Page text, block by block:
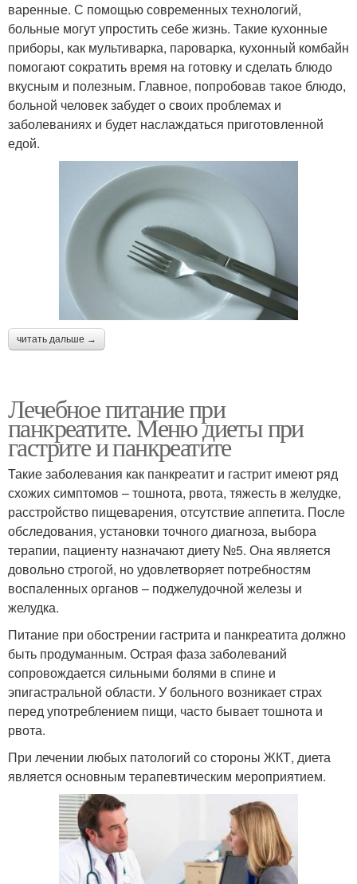
варенные. С помощью современных технологий,
больные могут упростить себе жизнь. Такие кухонные
приборы, как мультиварка, пароварка, кухонный комбайн
помогают сократить время на готовку и сделать блюдо
вкусным и полезным. Главное, попробовав такое блюдо,
больной человек забудет о своих проблемах и
заболеваниях и будет наслаждаться приготовленной
едой.
читать дальше →
Лечебное питание при
панкреатите. Меню диеты при
гастрите и панкреатите
Такие заболевания как панкреатит и гастрит имеют ряд
схожих симптомов – тошнота, рвота, тяжесть в желудке,
расстройство пищеварения, отсутствие аппетита. После
обследования, установки точного диагноза, выбора
терапии, пациенту назначают диету №5. Она является
довольно строгой, но удовлетворяет потребностям
воспаленных органов – поджелудочной железы и
желудка.
Питание при обострении гастрита и панкреатита должно
быть продуманным. Острая фаза заболеваний
сопровождается сильными болями в спине и
эпигастральной области. У больного возникает страх
перед употреблением пищи, часто бывает тошнота и
рвота.
При лечении любых патологий со стороны ЖКТ, диета
является основным терапевтическим мероприятием.